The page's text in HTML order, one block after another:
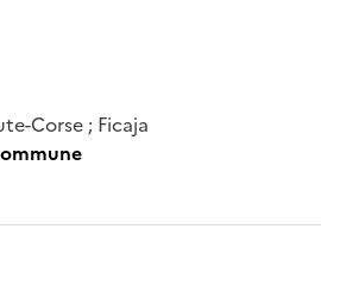
Corse ; Ficaja